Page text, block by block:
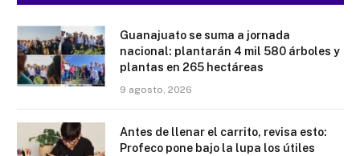
Guanajuato se suma a jornada
nacional: plantarán 4 mil 580 árboles y
plantas en 265 hectáreas
9 agosto, 2026
Antes de llenar el carrito, revisa esto:
Profeco pone bajo la lupa los útiles